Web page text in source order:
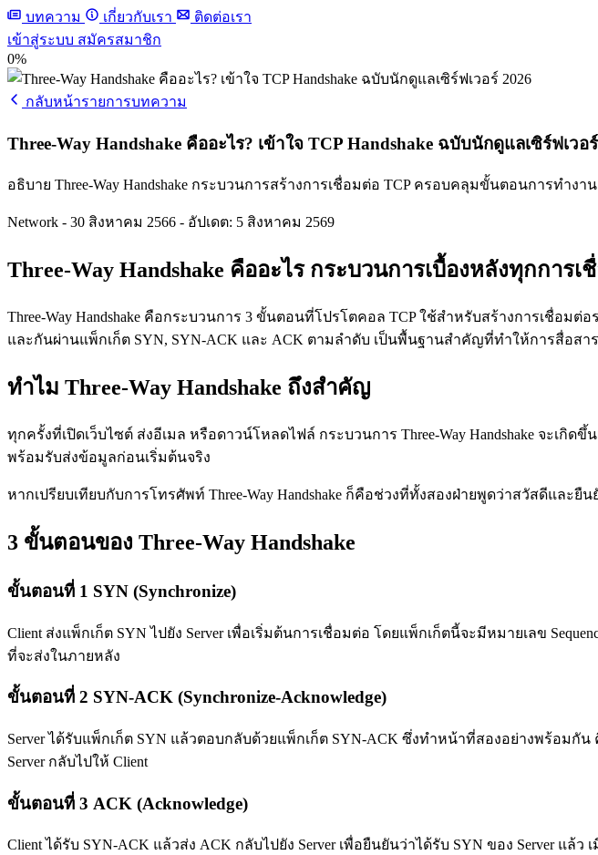
บทความ
เกี่ยวกับเรา
ติดต่อเรา
เข้าสู่ระบบ สมัครสมาชิก
0%
กลับหน้ารายการบทความ
Three-Way Handshake คืออะไร? เข้าใจ TCP Handshake ฉบับนักดูแลเซิร์ฟเวอ
อธิบาย Three-Way Handshake กระบวนการสร้างการเชื่อมต่อ TCP ครอบคลุมขั้นตอนการทำง
Network - 30 สิงหาคม 2566 - อัปเดต: 5 สิงหาคม 2569
Three-Way Handshake คืออะไร กระบวนการเบื้องหลังทุกการเ
Three-Way Handshake คือกระบวนการ 3 ขั้นตอนที่โปรโตคอล TCP ใช้สำหรับสร้างการเชื่อ
และกันผ่านแพ็กเก็ต SYN, SYN-ACK และ ACK ตามลำดับ เป็นพื้นฐานสำคัญที่ทำให้การสื่อสา
ทำไม Three-Way Handshake ถึงสำคัญ
ทุกครั้งที่เปิดเว็บไซต์ ส่งอีเมล หรือดาวน์โหลดไฟล์ กระบวนการ Three-Way Handshake จะเกิ
พร้อมรับส่งข้อมูลก่อนเริ่มต้นจริง
หากเปรียบเทียบกับการโทรศัพท์ Three-Way Handshake ก็คือช่วงที่ทั้งสองฝ่ายพูดว่าสวัสดีและ
3 ขั้นตอนของ Three-Way Handshake
ขั้นตอนที่ 1 SYN (Synchronize)
Client ส่งแพ็กเก็ต SYN ไปยัง Server เพื่อเริ่มต้นการเชื่อมต่อ โดยแพ็กเก็ตนี้จะมีหมายเลข
ที่จะส่งในภายหลัง
ขั้นตอนที่ 2 SYN-ACK (Synchronize-Acknowledge)
Server ได้รับแพ็กเก็ต SYN แล้วตอบกลับด้วยแพ็กเก็ต SYN-ACK ซึ่งทำหน้าที่สองอย่างพร้อมกัน
Server กลับไปให้ Client
ขั้นตอนที่ 3 ACK (Acknowledge)
Client ได้รับ SYN-ACK แล้วส่ง ACK กลับไปยัง Server เพื่อยืนยันว่าได้รับ SYN ของ Server แ